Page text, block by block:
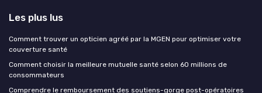
Les plus lus
Comment trouver un opticien agréé par la MGEN pour optimiser votre
couverture santé
Comment choisir la meilleure mutuelle santé selon 60 millions de
consommateurs
Comprendre le remboursement des soutiens-gorge post-opératoires